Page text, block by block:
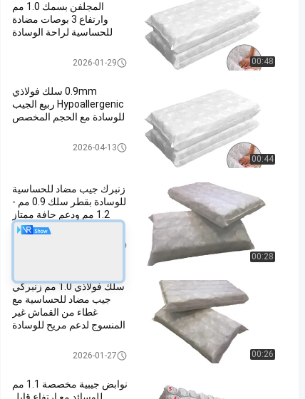
00:48
المجلفن بسمك 1.0 مم
وارتفاع 3 بوصات مضادة
للحساسية لراحة الوسادة
جيب الربيع للوسادة2026-01-29
00:44
0.9mm سلك فولاذي
Hypoallergenic ربيع الجيب
للوسادة مع الحجم المخصص
جيب الربيع للوسادة2026-04-13
00:28
زنبرك جيب مضاد للحساسية
للوسادة بقطر سلك 0.9 مم -
1.2 مم ودعم حافة ممتاز
00:26
سلك فولاذي 1.0 مم زنبركي
جيب مضاد للحساسية مع
غطاء من القماش غير
المنسوج لدعم مريح للوسادة
جيب الربيع للوسادة2026-01-27
نوابض جيبية مخصصة 1.1 مم